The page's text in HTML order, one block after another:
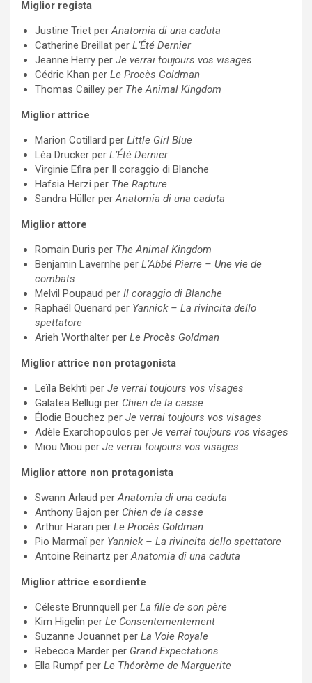
Miglior regista
Justine Triet perAnatomia di una caduta
Catherine Breillat per L’Été Dernier
Jeanne Herry per Je verrai toujours vos visages
Cédric Khan per Le Procès Goldman
Thomas Cailley per The Animal Kingdom
Miglior attrice
Marion Cotillard per Little Girl Blue
Léa Drucker per L’Été Dernier
Virginie Efira per Il coraggio di Blanche
Hafsia Herzi per The Rapture
Sandra Hüller perAnatomia di una caduta
Miglior attore
Romain Duris per The Animal Kingdom
Benjamin Lavernhe per L’Abbé Pierre – Une vie de
combats
Melvil Poupaud per Il coraggio di Blanche
Raphaël Quenard per Yannick – La rivincita dello
spettatore
Arieh Worthalter per Le Procès Goldman
Miglior attrice non protagonista
Leïla Bekhti per Je verrai toujours vos visages
Galatea Bellugi per Chien de la casse
Élodie Bouchez per Je verrai toujours vos visages
Adèle Exarchopoulos per Je verrai toujours vos visages
Miou Miou per Je verrai toujours vos visages
Miglior attore non protagonista
Swann Arlaud perAnatomia di una caduta
Anthony Bajon per Chien de la casse
Arthur Harari per Le Procès Goldman
Pio Marmaï per Yannick – La rivincita dello spettatore
Antoine Reinartz perAnatomia di una caduta
Miglior attrice esordiente
Céleste Brunnquell per La fille de son père
Kim Higelin per Le Consentementement
Suzanne Jouannet per La Voie Royale
Rebecca Marder per Grand Expectations
Ella Rumpf per Le Théorème de Marguerite